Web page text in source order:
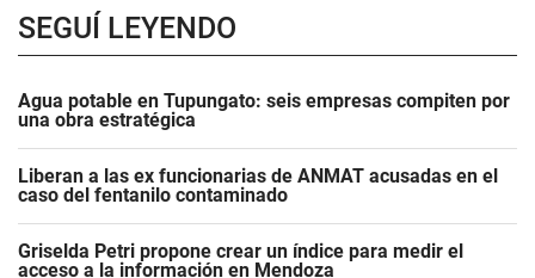
SEGUÍ LEYENDO
Agua potable en Tupungato: seis empresas compiten por
una obra estratégica
Liberan a las ex funcionarias de ANMAT acusadas en el
caso del fentanilo contaminado
Griselda Petri propone crear un índice para medir el
acceso a la información en Mendoza